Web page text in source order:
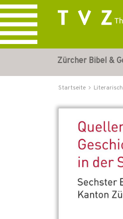
Zürcher Bibel &
Startseite